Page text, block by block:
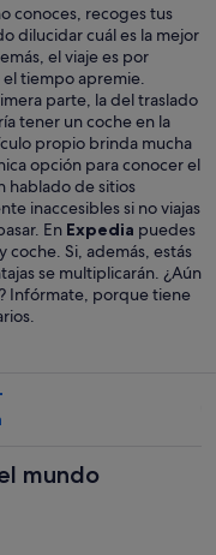
conoces, recoges tus
dilucidar cuál es la mejor
el viaje es por
tiempo apremie.
parte, la del traslado
tener un coche en la
propio brinda mucha
opción para conocer el
hablado de sitios
inaccesibles si no viajas
En Expedia puedes
coche. Si, además, estás
se multiplicarán. ¿Aún
Infórmate, porque tiene
mundo